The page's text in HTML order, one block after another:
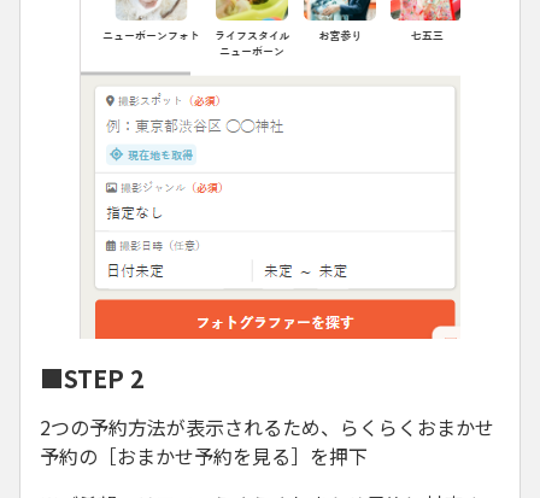
■STEP 2
2つの予約方法が表示されるため、らくらくおまかせ
予約の［おまかせ予約を見る］を押下